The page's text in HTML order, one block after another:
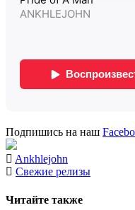
Подпишись на наш
Ankhlejohn
Свежие релизы
Читайте также